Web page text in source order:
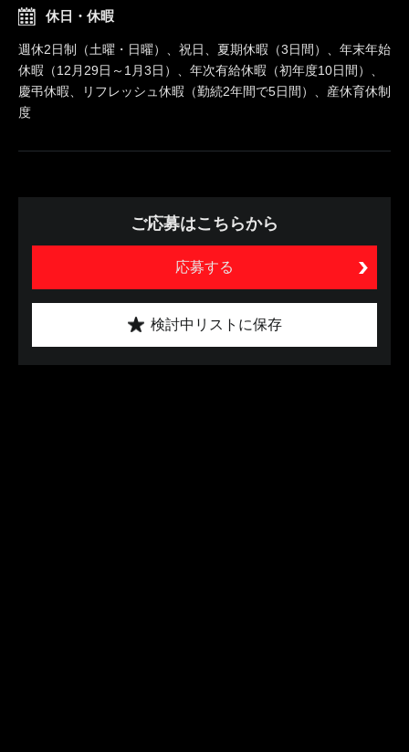
休日・休暇
週休2日制（土曜・日曜）、祝日、夏期休暇（3日間）、年末年始
休暇（12月29日～1月3日）、年次有給休暇（初年度10日間）、
慶弔休暇、リフレッシュ休暇（勤続2年間で5日間）、産休育休制
度
ご応募はこちらから
応募する
検討中リストに保存